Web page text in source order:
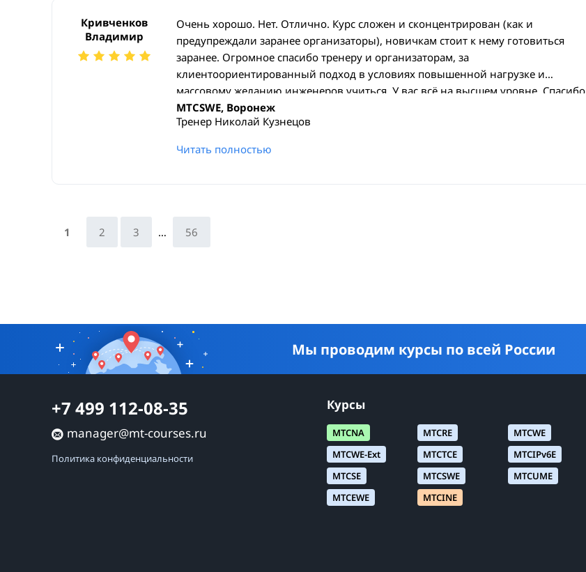
Кривченков
Владимир
Очень хорошо. Нет. Отлично. Курс сложен и сконцентрирован (как и
предупреждали заранее организаторы), новичкам стоит к нему готовиться
заранее. Огромное спасибо тренеру и организаторам, за
клиентоориентированный подход в условиях повышенной нагрузке и
массовому желанию инженеров учиться. У вас всё на высшем уровне. Спасибо
огромное.
MTCSWE, Воронеж
Тренер Николай Кузнецов
Читать полностью
1 2 3 … 56
Мы проводим курсы по всей России
+7 499 112-08-35
manager@mt-courses.ru
Политика конфиденциальности
Курсы
MTCNA MTCRE
MTCWE
MTCWE-Ext
MTCTCE
MTCIPv6E
MTCSE
MTCSWE
MTCUME
MTCEWE
MTCINE